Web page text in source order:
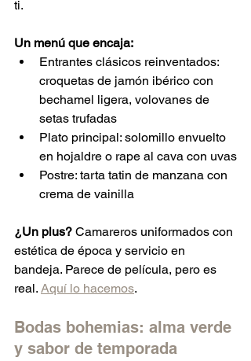
ti.
Un menú que encaja:
Entrantes clásicos reinventados:
croquetas de jamón ibérico con
bechamel ligera, volovanes de
setas trufadas
Plato principal: solomillo envuelto
en hojaldre o rape al cava con uvas
Postre: tarta tatin de manzana con
crema de vainilla
¿Un plus? Camareros uniformados con
estética de época y servicio en
bandeja. Parece de película, pero es
real. Aquí lo hacemos.
Bodas bohemias: alma verde
y sabor de temporada